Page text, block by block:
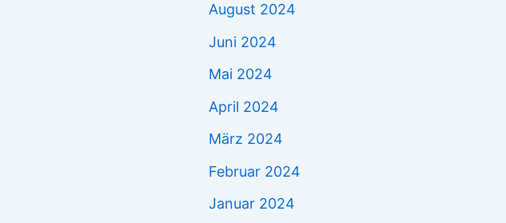
August 2024
Juni 2024
Mai 2024
April 2024
März 2024
Februar 2024
Januar 2024